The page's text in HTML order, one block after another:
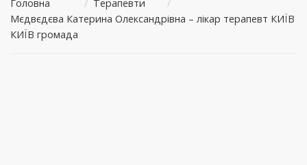
Головна / Терапевти
/
Мєдвєдєва Катерина Олександрівна – лікар терапевт КИЇВ
КИЇВ громада